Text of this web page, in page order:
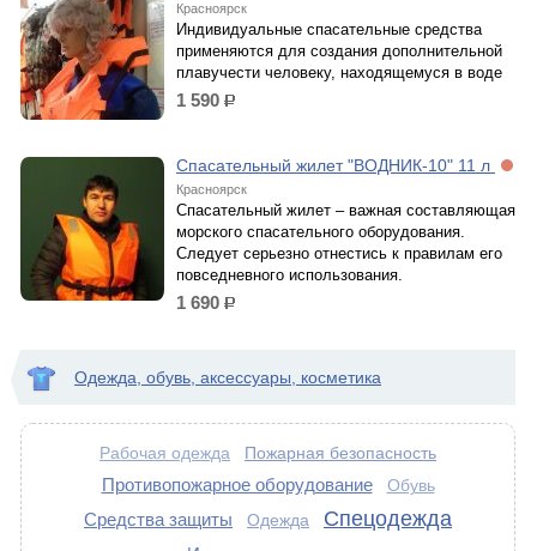
Красноярск
Индивидуальные спасательные средства
применяются для создания дополнительной
плавучести человеку, находящемуся в воде
1 590 р.
Спасательный жилет "ВОДНИК-10" 11 л
Красноярск
Спасательный жилет – важная составляющая
морского спасательного оборудования.
Следует серьезно отнестись к правилам его
повседневного использования.
1 690 р.
Одежда, обувь, аксессуары, косметика
Рабочая одежда Пожарная безопасность
Противопожарное оборудование Обувь
Средства защиты Одежда Спецодежда